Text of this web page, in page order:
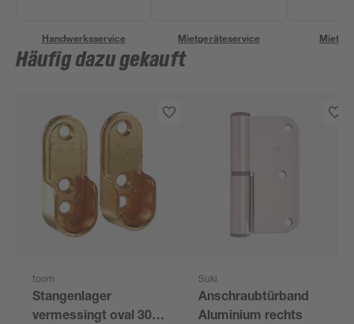
Handwerksservice Mietgeräteservice
Häufig dazu gekauft
toom
Stangenlager
vermessingt oval 30 x
Suki
Anschraubtürband
Aluminium rechts